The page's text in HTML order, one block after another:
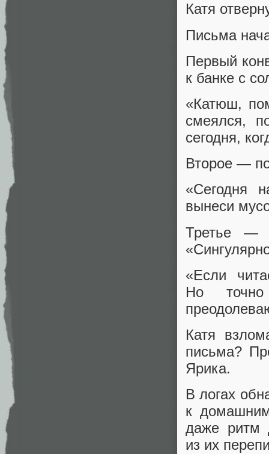
Катя
Письма
Первый
к банке с
«Катюш,
смеялся,
сегодня,
Второе —
«Сегодня
вынеси
Третье —
«Если
Но
Катя
письма?
Ярика.
В логах
к
даже ритм
из их